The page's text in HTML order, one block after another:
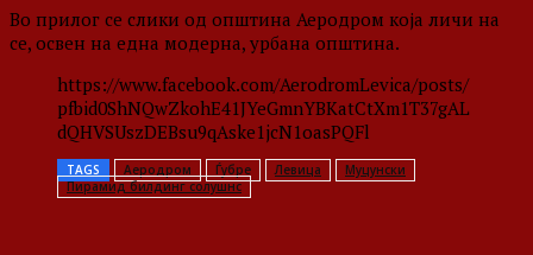
Во прилог се слики од општина Аеродром која личи на
се, освен на една модерна, урбана општина.
https://www.facebook.com/AerodromLevica/posts/
pfbid0ShNQwZkohE41JYeGmnYBKatCtXm1T37gAL
dQHVSUszDEBsu9qAske1jcN1oasPQFl
TAGS Аеродром Ѓубре Левица
Муцунски
Пирамид билдинг солушнс